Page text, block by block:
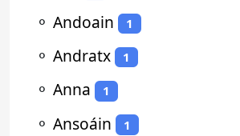
⚬ Andoain 1
⚬ Andratx 1
⚬ Anna 1
⚬ Ansoáin 1